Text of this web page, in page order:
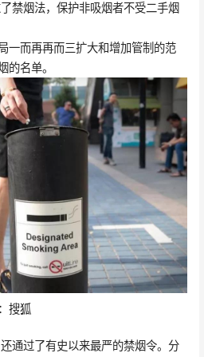
禁烟法，保护非吸烟者不受二手烟
一而再再而三扩大和增加管制的范
的名单。
搜狐
通过了有史以来最严的禁烟令。分